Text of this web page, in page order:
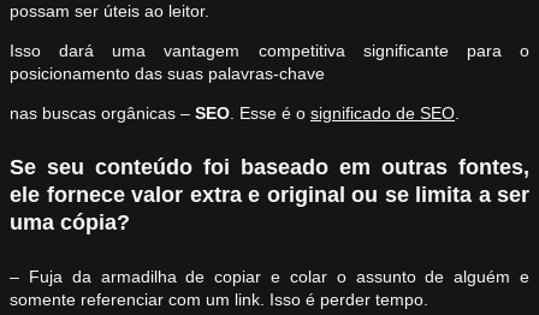
possam ser úteis ao leitor.
Isso dará uma vantagem competitiva significante para o
posicionamento das suas palavras-chave
nas buscas orgânicas – SEO . Esse é o significado de SEO
Se seu conteúdo foi baseado em outras fontes,
ele fornece valor extra e original ou se limita a ser
uma cópia?
– Fuja da armadilha de copiar e colar o assunto de alguém e
somente referenciar com um link. Isso é perder tempo.